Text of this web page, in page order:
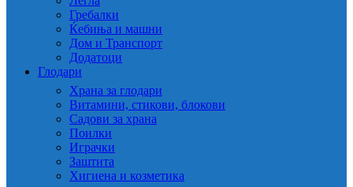
Гребалки
Ќебиња и машни
Дом и Транспорт
Додатоци
Глодари
Храна за глодари
Витамини, стикови, блокови
Садови за храна
Поилки
Играчки
Заштита
Хигиена и козметика